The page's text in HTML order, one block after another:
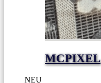
MCPIXEL
NEU